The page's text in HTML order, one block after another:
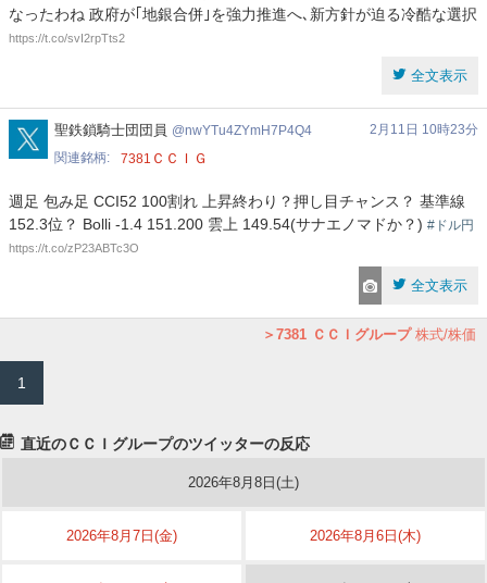
なったわね 政府が｢地銀合併｣を強力推進へ､新方針が迫る冷酷な選択
https://t.co/svI2rpTts2
全文表示
nwYTu4ZYmH7P4Q4
聖鉄鎖騎士団団員 nwYTu4ZYmH7P4Q4
2月11日 10時23分
関連銘柄
7381 ＣＣＩＧ
週足 包み足 CCI52 100割れ 上昇終わり？押し目チャンス？ 基準線
152.3位？ Bolli -1.4 151.200 雲上 149.54(サナエノマドか？) #ドル円
https://t.co/zP23ABTc3O
全文表示
7381 ＣＣＩグループ株式/株価
1
直近のＣＣＩグループのツイッターの反応
2026年8月8日(土)
2026年8月7日(金) 2026年8月6日(木)